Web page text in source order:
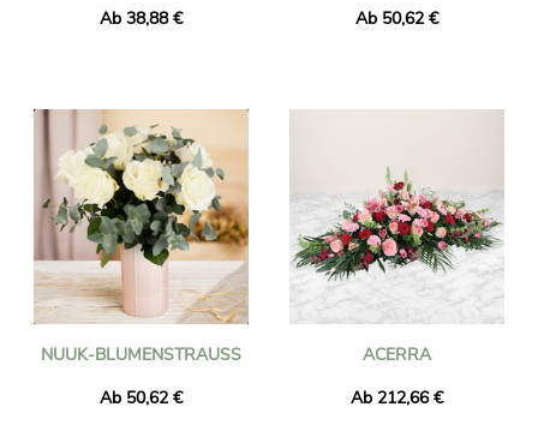
Ab 38,88 €
Ab 50,62 €
NUUK-BLUMENSTRAUSS
Ab 50,62 €
ACERRA
Ab 212,66 €